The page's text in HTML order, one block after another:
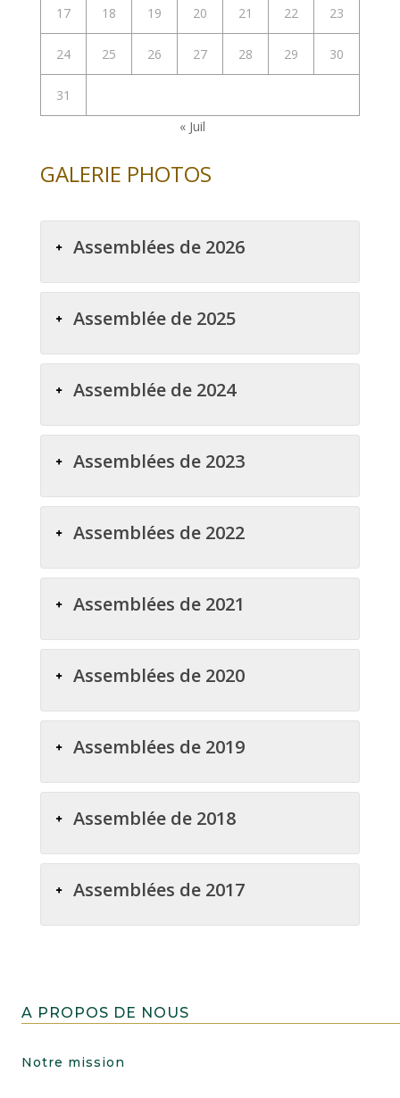
17 18 19 20 21 22 23
24 25 26 27 28 29 30
31
« Juil
GALERIE PHOTOS
Assemblées de 2026
Assemblée de 2025
Assemblée de 2024
Assemblées de 2023
Assemblées de 2022
Assemblées de 2021
Assemblées de 2020
Assemblées de 2019
Assemblée de 2018
Assemblées de 2017
A PROPOS DE NOUS
Notre mission